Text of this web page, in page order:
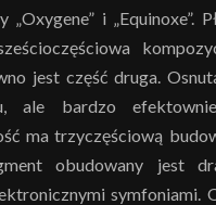
i „Equinoxe”.
jest część druga.
ale bardzo
ma trzyczęściową
obudowany jest
symfoniami.